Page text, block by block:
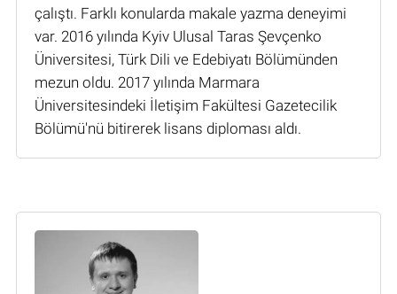
çalıştı. Farklı konularda makale yazma deneyimi
var. 2016 yılında Kyiv Ulusal Taras Şevçenko
Üniversitesi, Türk Dili ve Edebiyatı Bölümünden
mezun oldu. 2017 yılında Marmara
Üniversitesindeki İletişim Fakültesi Gazetecilik
Bölümü'nü bitirerek lisans diploması aldı.